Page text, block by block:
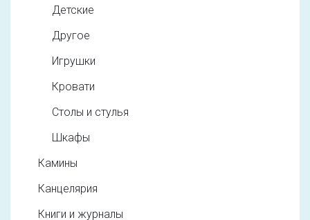
Детские
Другое
Игрушки
Кровати
Столы и стулья
Шкафы
Камины
Канцелярия
Книги и журналы